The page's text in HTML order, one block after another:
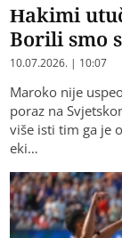
Hakimi
Borili smo
10.07.2026. | 10:07
Maroko nije
poraz na
više isti tim ga je
eki…